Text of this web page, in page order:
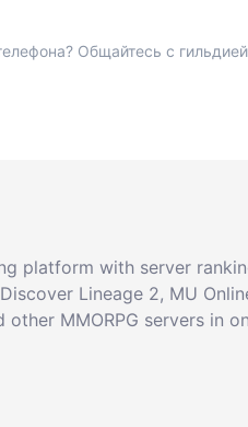
Общайтесь с
platform with server
Lineage 2, MU
MMORPG servers in